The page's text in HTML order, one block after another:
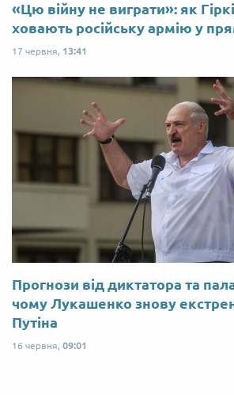
«Цю війну не виграти»: як
ховають російську армію у
17 червня, 13:41
Прогнози від диктатора та
чому Лукашенко знову
Путіна
16 червня, 09:01